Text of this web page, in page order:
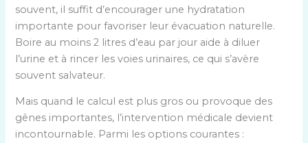
souvent, il suffit d’encourager une hydratation
importante pour favoriser leur évacuation naturelle.
Boire au moins 2 litres d’eau par jour aide à diluer
l’urine et à rincer les voies urinaires, ce qui s’avère
souvent salvateur.
Mais quand le calcul est plus gros ou provoque des
gênes importantes, l’intervention médicale devient
incontournable. Parmi les options courantes :